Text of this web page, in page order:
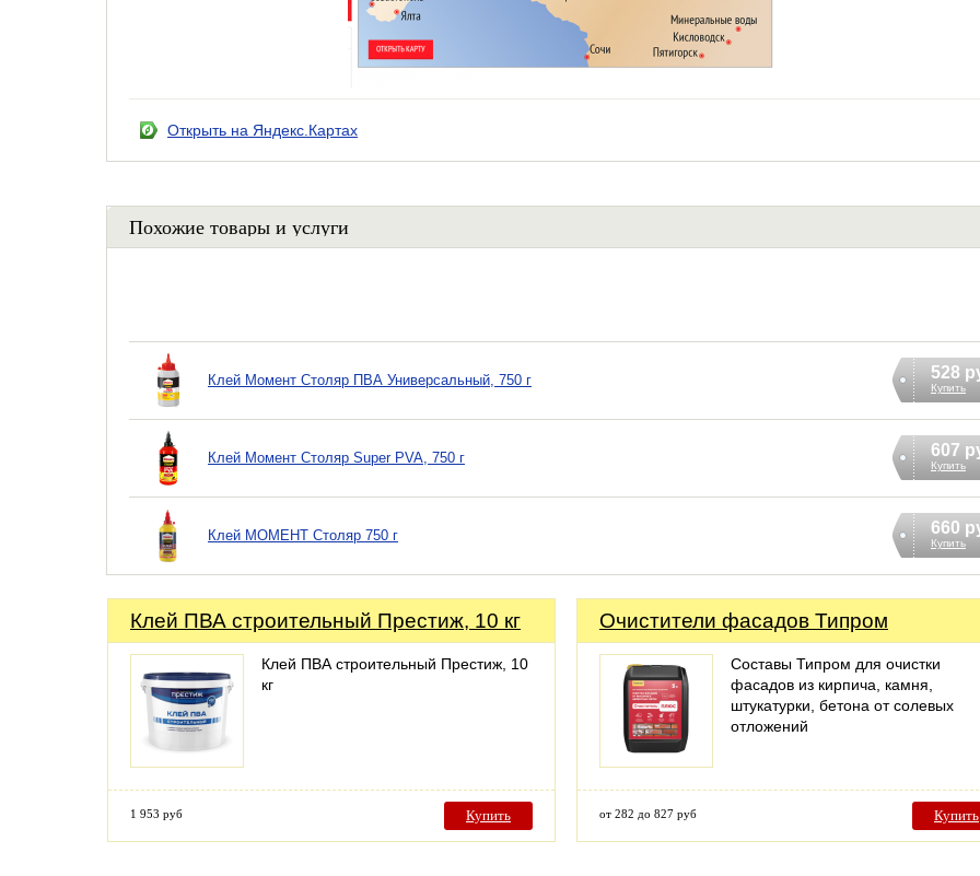
Открыть на Яндекс.Картах
Похожие товары и услуги
Клей Момент Столяр ПВА Универсальный, 750 г 528
Купить
Клей Момент Столяр Super PVA, 750 г 607
Купить
Клей МОМЕНТ Столяр 750 г 660
Купить
Клей ПВА строительный Престиж, 10 кг
Клей ПВА строительный Престиж, 10
кг
1 953 руб Купить
Очистители фасадов Типром
Составы Типром для очистки
фасадов из кирпича, камня,
штукатурки, бетона от солевых
отложений
от 282 до 827 руб Купить